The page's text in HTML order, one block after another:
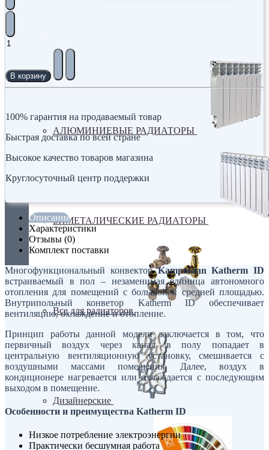
АЛЮМИНИЕВЫЕ РАДИАТОРЫ
БИМЕТАЛИЧЕСКИЕ РАДИАТОРЫ
Все для радиаторов
Дизайнерские
В корзину
100% гарантия на продаваемый товар
Быстрая доставка по всей стране
Высокое качество товаров магазина
Круглосуточный центр поддержки
Описание
Характеристики
Отзывы (0)
Комплект поставки
Многофункциональный конвекторKampmann Katherm ID
встраиваемый в пол – незаменимая единица автономного
отопления для помещений с большой и средней площадью.
Внутрипольный конветор Katherm ID обеспечивает
вентиляцию, охлаждение и отопление.
Принцип работы данной модели заключается в том, что
первичный воздух через канал в полу попадает в
центральную вентиляционную установку, смешивается с
воздушными массами помещения. Далее, воздух в
кондиционере нагревается или охлаждается с последующим
выходом в помещение.
Особенности и преимущества Katherm ID
Низкое потребление электроэнергии
Практически бесшумная работа